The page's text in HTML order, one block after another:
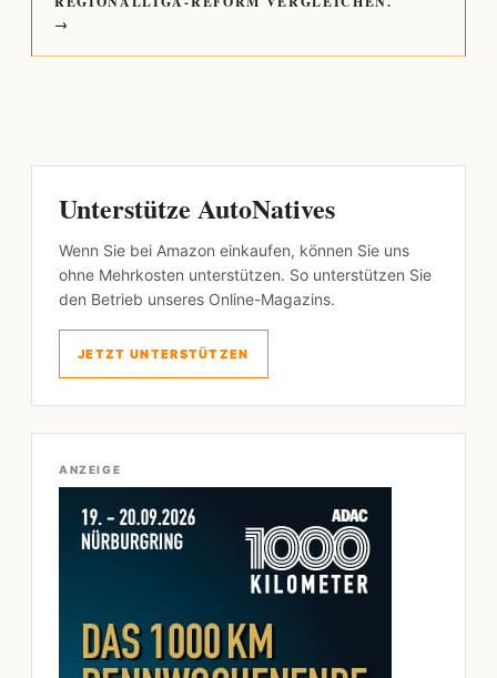
→
Unterstütze AutoNatives
Wenn Sie bei Amazon einkaufen, können Sie uns
ohne Mehrkosten unterstützen. So unterstützen Sie
den Betrieb unseres Online-Magazins.
JETZT UNTERSTÜTZEN
ANZEIGE